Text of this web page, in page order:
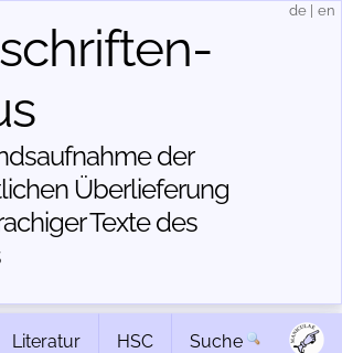
der
Über­lieferung
Texte des
de en
Literatur HSC Suche